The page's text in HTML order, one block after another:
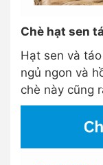
Chè hạt sen
Hạt sen và
ngủ ngon và
chè này cũng